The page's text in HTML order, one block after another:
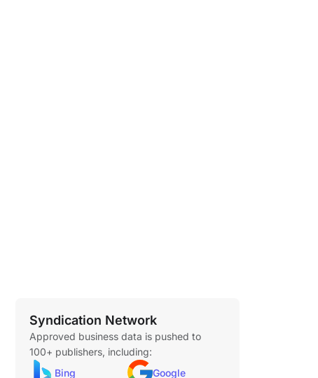
Syndication Network
Approved business data is pushed to
100+ publishers, including:
Bing
Google